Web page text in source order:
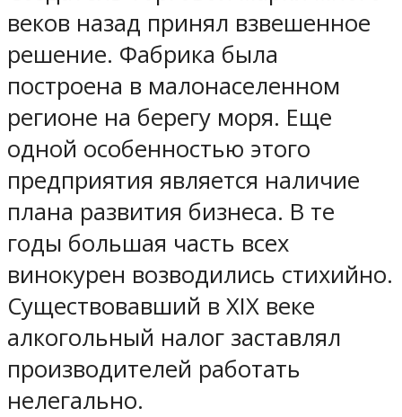
веков назад принял взвешенное
решение. Фабрика была
построена в малонаселенном
регионе на берегу моря. Еще
одной особенностью этого
предприятия является наличие
плана развития бизнеса. В те
годы большая часть всех
винокурен возводились стихийно.
Существовавший в XIX веке
алкогольный налог заставлял
производителей работать
нелегально.